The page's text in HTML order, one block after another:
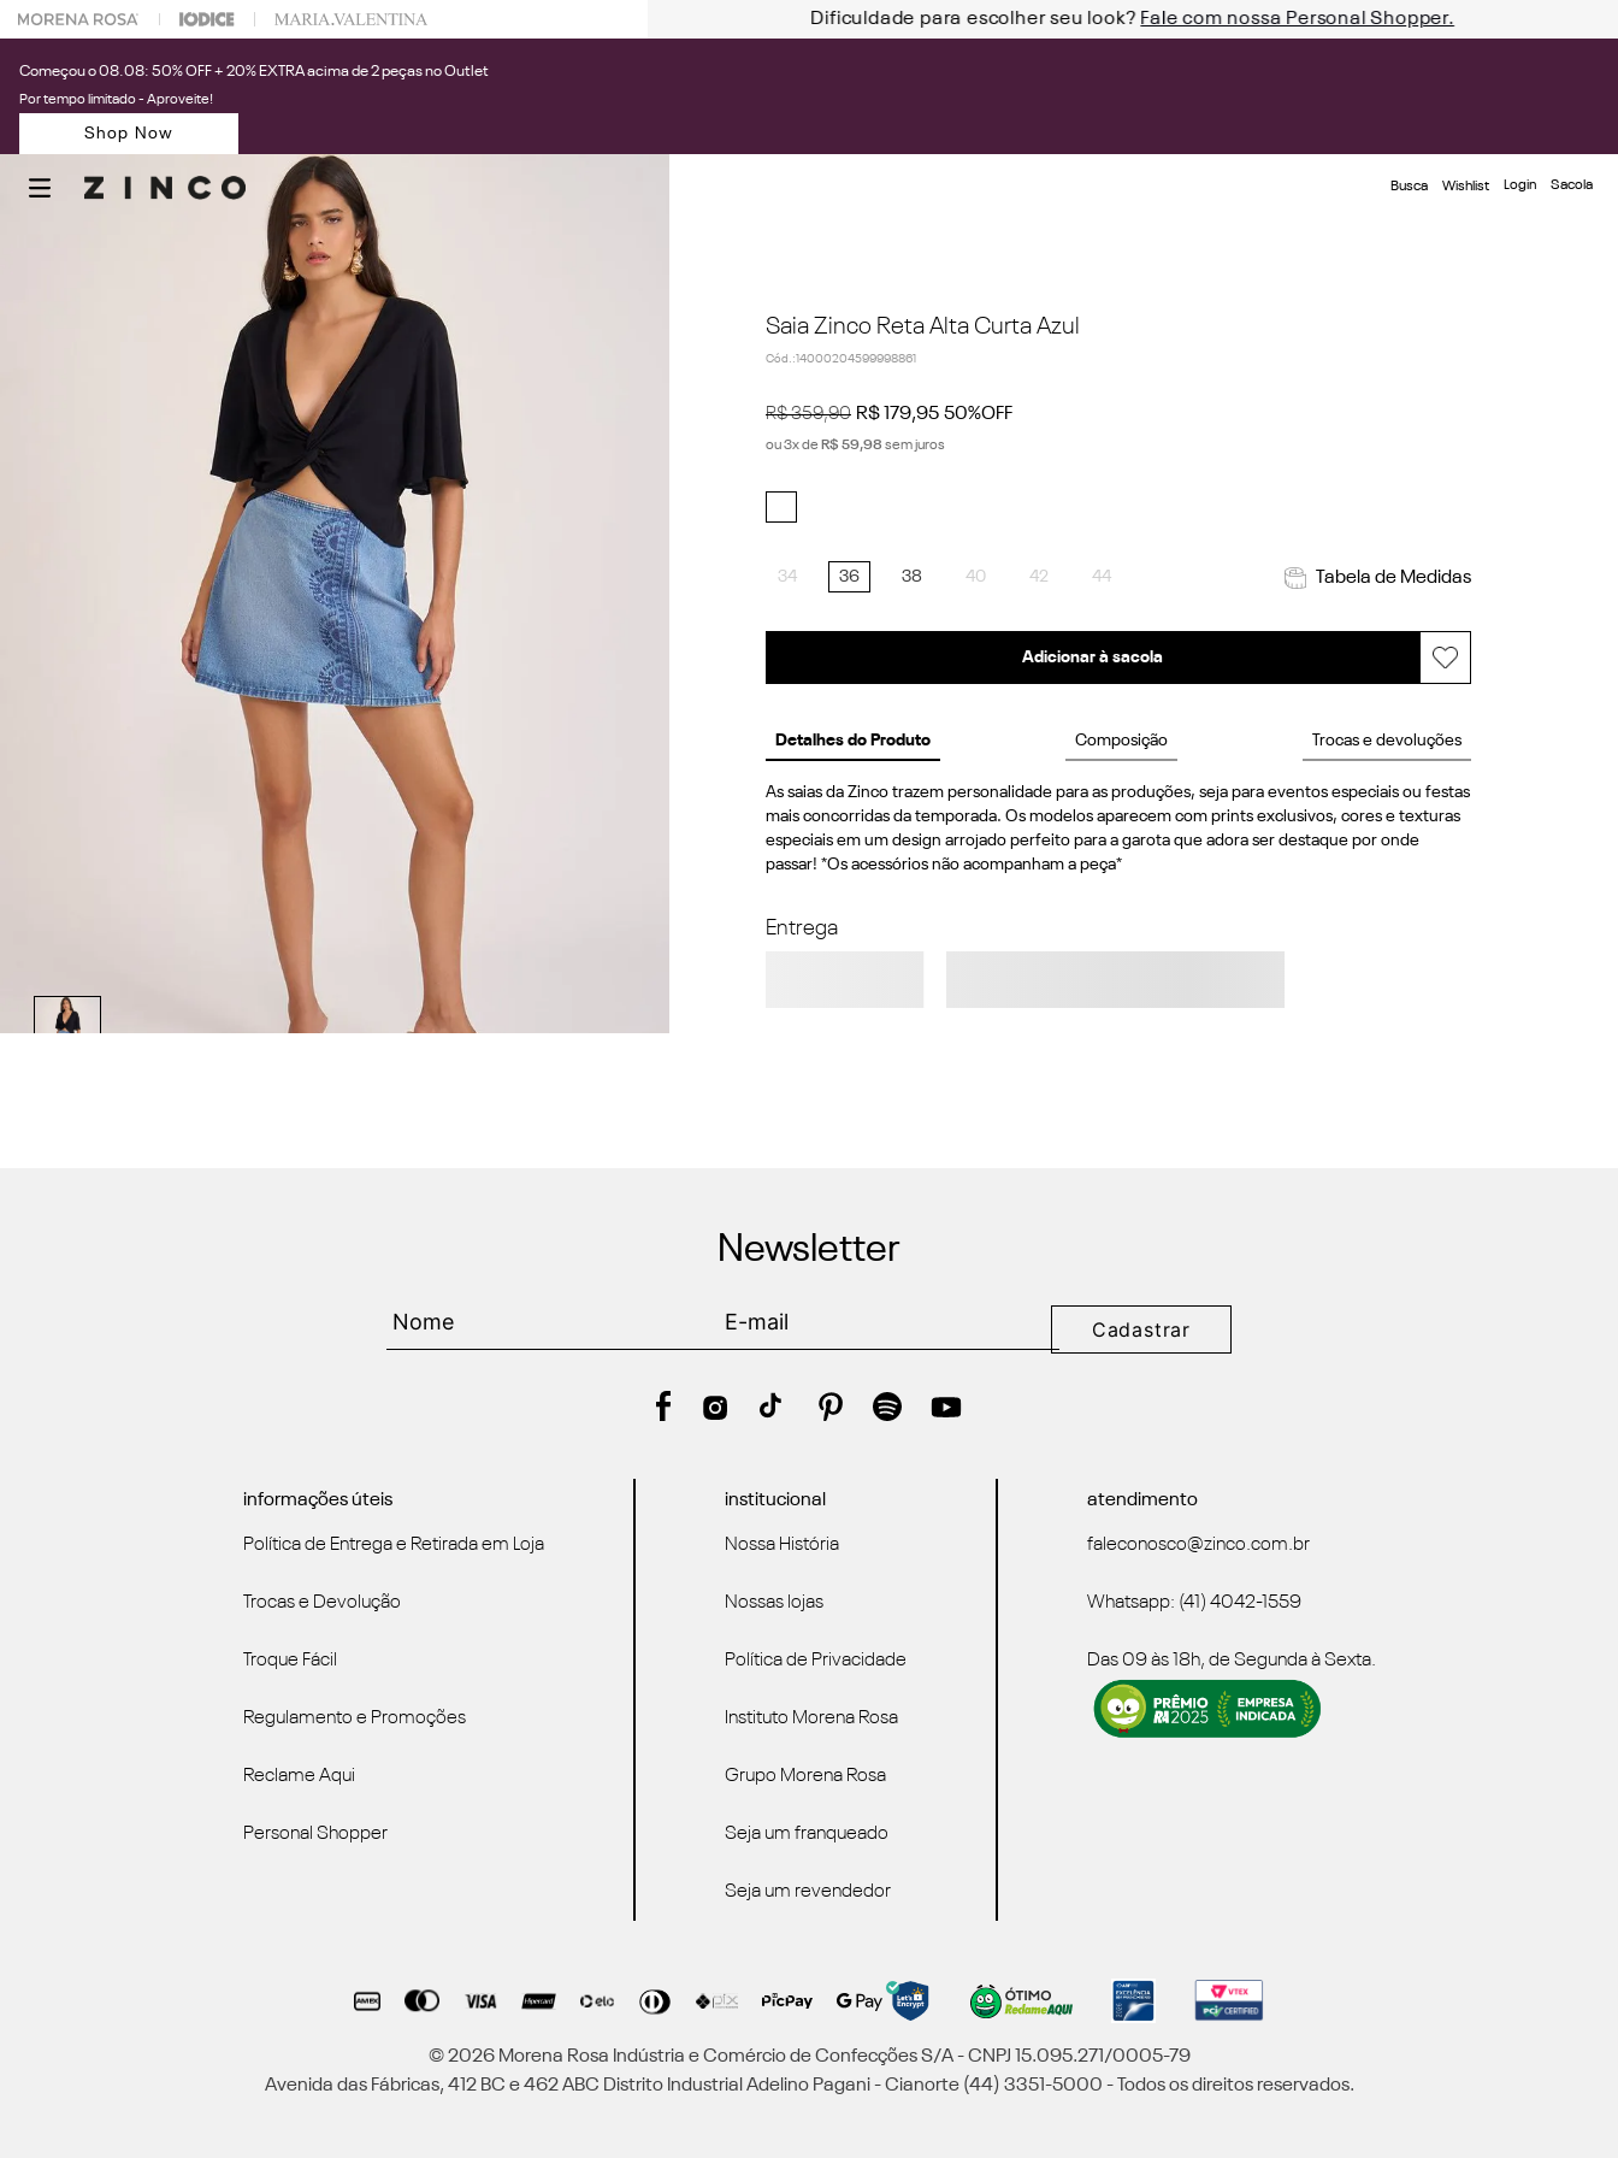
na sua 1° compra usando o cupom: PRIMEIRAZIN Dificuldade para escolher seu look? Fale com nossa Personal Shopper.
Começou o 08.08: 50% OFF + 20% EXTRA acima de 2 peças no Outlet
Por tempo limitado - Aproveite!
Shop Now
Busca Wishlist Login
Saia Zinco Reta Alta Curta Azul
Cód. :14000204599998861
R$ 359,90 R$ 179,95 50%OFF
ou3x de R$ 59,98 sem juros
34 36 38 40 42 44 Tabela de Medidas
Adicionar à sacola
Detalhes do Produto Composição Trocas e devoluções
As saias da Zinco trazem personalidade para as produções, seja para eventos especiais ou festas
mais concorridas da temporada. Os modelos aparecem com prints exclusivos, cores e texturas
especiais em um design arrojado perfeito para a garota que adora ser destaque por onde
passar! *Os acessórios não acompanham a peça*
Entrega
Newsletter
Cadastrar
informações úteis
Política de Entrega e Retirada em Loja
Trocas e Devolução
Troque Fácil
Regulamento e Promoções
Reclame Aqui
Personal Shopper
institucional
Nossa História
Nossas lojas
Política de Privacidade
Instituto Morena Rosa
Grupo Morena Rosa
Seja um franqueado
Seja um revendedor
atendimento
faleconosco@zinco.com.br
Whatsapp: (41) 4042-1559
Das 09 às 18h, de Segunda à Sexta.
© 2026 Morena Rosa Indústria e Comércio de Confecções S/A - CNPJ 15.095.271/0005-79
Avenida das Fábricas, 412 BC e 462 ABC Distrito Industrial Adelino Pagani - Cianorte (44) 3351-5000 - Todos os direitos reservados.